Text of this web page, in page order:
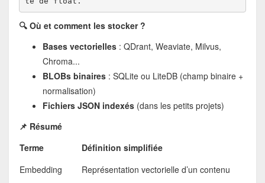
🔍 Où et comment les stocker ?
Bases vectorielles: QDrant, Weaviate, Milvus,
Chroma...
BLOBs binaires: SQLite ou LiteDB (champ binaire +
normalisation)
Fichiers JSON indexés(dans les petits projets)
📌 Résumé
Terme
Définition simplifiée
Embedding
Représentation vectorielle d’un contenu